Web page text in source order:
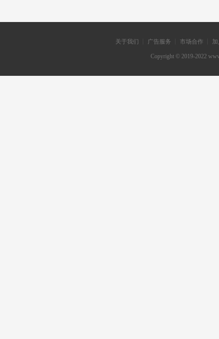
关于我们 ┊ 广告服务 ┊ 市场合作 ┊
Copyright © 2019-2022